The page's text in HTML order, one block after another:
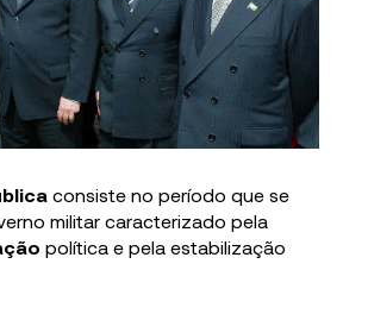
consiste no período que se
militar caracterizado pela
política e pela estabilização